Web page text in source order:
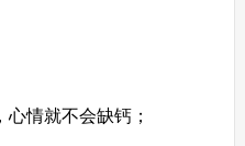
情就不会缺钙；